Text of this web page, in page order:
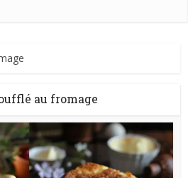
au fromage